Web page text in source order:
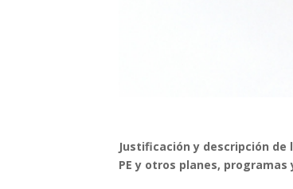
Justificación y descripción
PE y otros planes,